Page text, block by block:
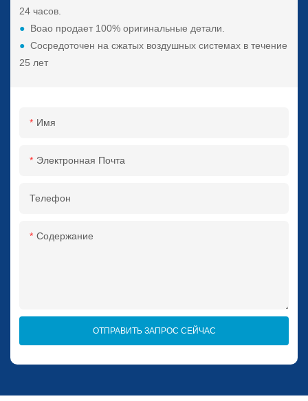
24 часов.
● Boao продает 100% оригинальные детали.
●Сосредоточен на сжатых воздушных системах в течение
25 лет
Имя
Электронная Почта
Телефон
Содержание
ОТПРАВИТЬ ЗАПРОС СЕЙЧАС